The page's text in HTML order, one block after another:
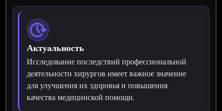
Актуальность
Исследование последствий профессиональной
деятельности хирургов имеет важное значение
для улучшения их здоровья и повышения
качества медицинской помощи.